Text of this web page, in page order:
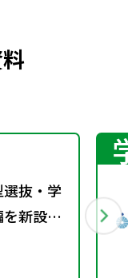
選抜・学
新設